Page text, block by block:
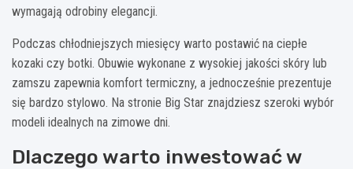
wymagają odrobiny elegancji.
Podczas chłodniejszych miesięcy warto postawić na ciepłe
kozaki czy botki. Obuwie wykonane z wysokiej jakości skóry lub
zamszu zapewnia komfort termiczny, a jednocześnie prezentuje
się bardzo stylowo. Na stronie Big Star znajdziesz szeroki wybór
modeli idealnych na zimowe dni.
Dlaczego warto inwestować w